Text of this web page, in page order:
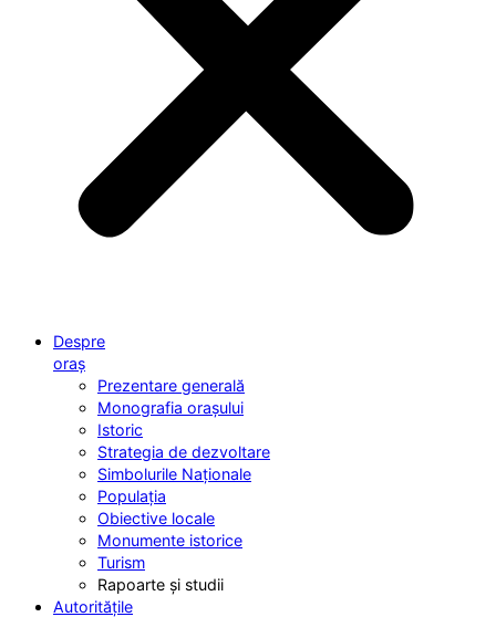
Despre
oraș
Prezentare generală
Monografia orașului
Istoric
Strategia de dezvoltare
Simbolurile Naționale
Populația
Obiective locale
Monumente istorice
Turism
Rapoarte și studii
Autoritățile